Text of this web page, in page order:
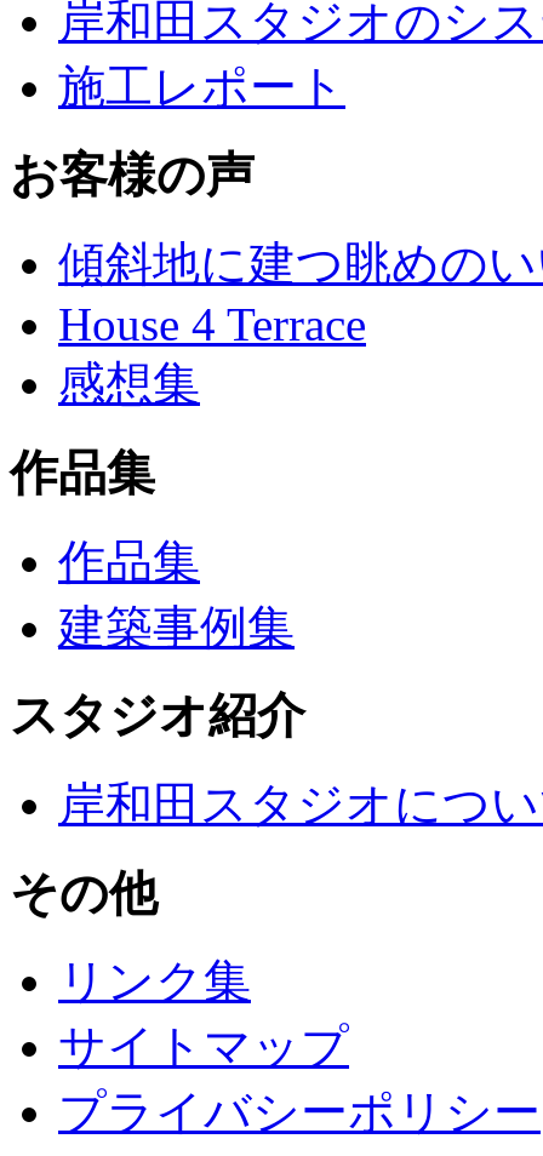
岸和田スタジオのシ
施工レポート
お客様の声
傾斜地に建つ眺めの
House 4 Terrace
感想集
作品集
作品集
建築事例集
スタジオ紹介
岸和田スタジオにつ
その他
リンク集
サイトマップ
プライバシーポリシー